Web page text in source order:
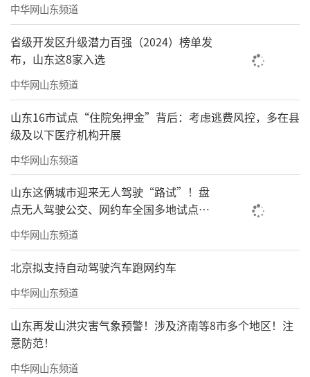
1995年，我提出“资本经营论”，解放
了“资本”这个词。在胜利油田58天，一边读
书，一边写调查，最后把日记整理成一本书。
我是1995年元月到企业蹲点的。到了6月7
日，在调研40多天后写的日记，标题是“抢时
间读书”，如实转述：
我决心拿出自己的核心思想，拿下发明
权。从5月29日来的9天是最为痛苦的9天。沉下
气，读书，思索；再读书，再思索。一字未
写，全部是看书，翻完一本又一本。
中国的经济学家都绕道而走，不管是孙冶
方、薛暮桥、于光远、刘国光、熊映梧、顾
准，还是吴敬琏、厉以宁，他们都没有就资本
问题写过什么。100名最有影响的经济学家，对
资本二字都绕道而过。
中华网山东频道
省级开发区升级潜力百强（2024）榜单发
布，山东这8家入选
中华网山东频道
山东16市试点“住院免押金”背后：考虑逃费风控，多在县
级及以下医疗机构开展
中华网山东频道
山东这俩城市迎来无人驾驶“路试”！盘
点无人驾驶公交、网约车全国多地试点之
路
中华网山东频道
北京拟支持自动驾驶汽车跑网约车
中华网山东频道
山东再发山洪灾害气象预警！涉及济南等8市多个地区！注
意防范！
中华网山东频道